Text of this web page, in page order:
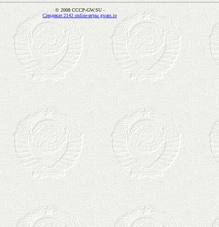
© 2008 CCCP-GW.SU -
Синдикат 2142 online-игры gwars.io